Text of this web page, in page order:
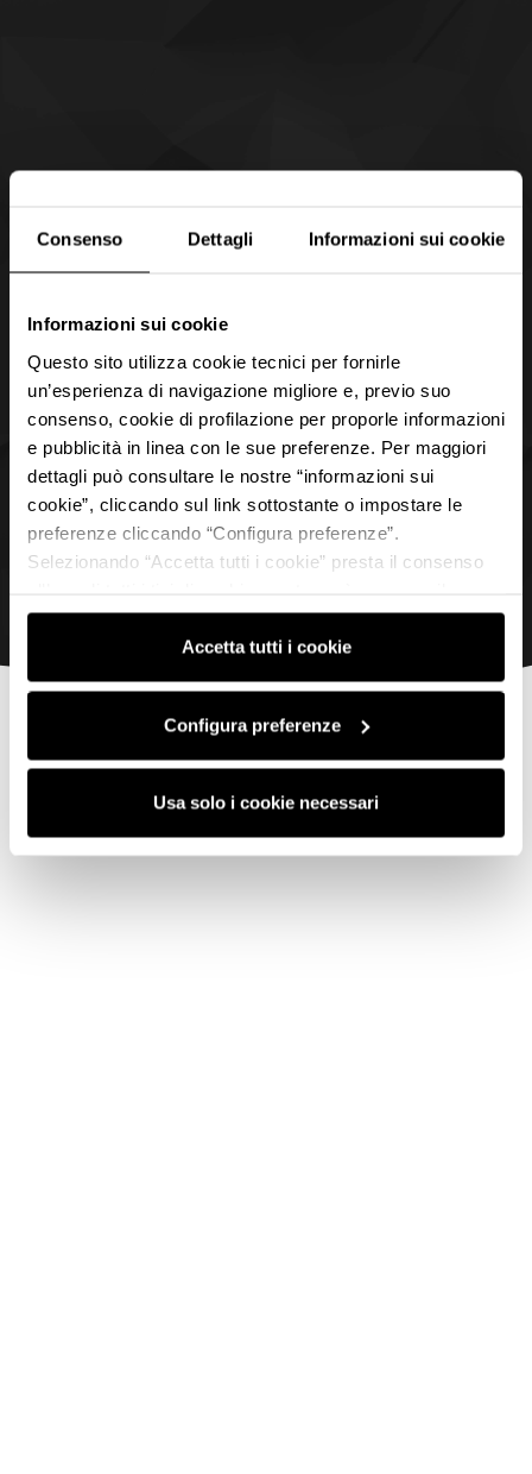
Consenso Dettagli Informazioni sui cookie
Informazioni sui cookie
Questo sito utilizza cookie tecnici per fornirle
un’esperienza di navigazione migliore e, previo suo
consenso, cookie di profilazione per proporle informazioni
e pubblicità in linea con le sue preferenze. Per maggiori
dettagli può consultare le nostre “informazioni sui
cookie”, cliccando sul link sottostante o impostare le
preferenze cliccando “Configura preferenze”.
Selezionando “Accetta tutti i cookie” presta il consenso
consenso cliccando su “Usa solo i cookie necessari” e
saranno attivati i soli cookie tecnici necessari al corretto
funzionamento del sito.
Accetta tutti i cookie
Configura preferenze
Usa solo i cookie necessari